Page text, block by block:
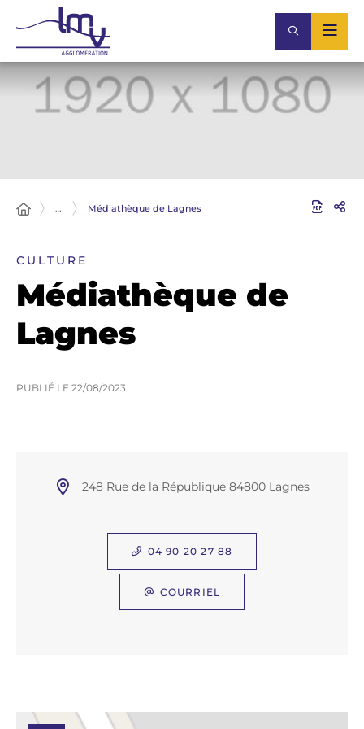
… Médiathèque de Lagnes
CULTURE
Médiathèque de
Lagnes
PUBLIÉ LE 22/08/2023
248 Rue de la République 84800 Lagnes
04 90 20 27 88
COURRIEL